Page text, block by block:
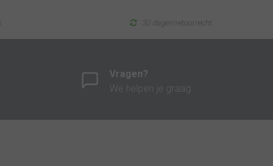
30 dagenretourrecht
Vragen?
We helpen je graag.